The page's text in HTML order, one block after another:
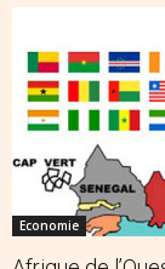
Economie